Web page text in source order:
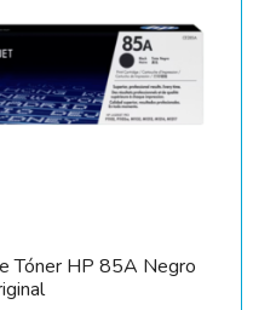
Tóner HP 85A Negro